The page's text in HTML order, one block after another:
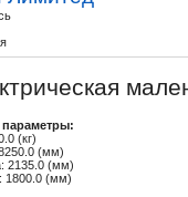
(кг)
(мм)
2135.0 (мм)
1800.0 (мм)